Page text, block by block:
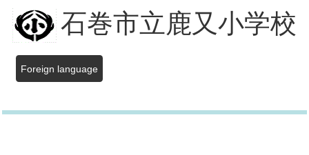
石巻市立鹿又小学校
Foreign language